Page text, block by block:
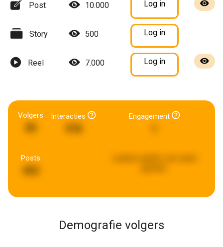
Post 10.000 Log in
Story 500 Log in
Reel 7.000 Log in
Volgers Interacties Engagement
Posts
Demografie volgers